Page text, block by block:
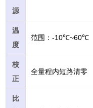
源
温
度
范围：-10℃~60℃
校
正
全量程内短路清零
比